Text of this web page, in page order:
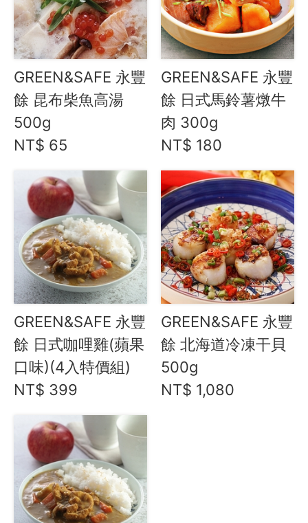
餐廚用品
最新飯團 15
Blog
會員服務
社群
愛飯團FB粉絲團
YouTube
Instagram
聯絡我們
客服專線
關於
聯絡我們
合作與廣告
媒體推薦與報導
GREEN&SAFE 永豐
餘 昆布柴魚高湯
500g
NT$ 65
GREEN&SAFE 永豐
餘 日式馬鈴薯燉牛
肉 300g
NT$ 180
GREEN&SAFE 永豐
餘 日式咖哩雞(蘋果
口味)(4入特價組)
NT$ 399
GREEN&SAFE 永豐
餘 北海道冷凍干貝
500g
NT$ 1,080